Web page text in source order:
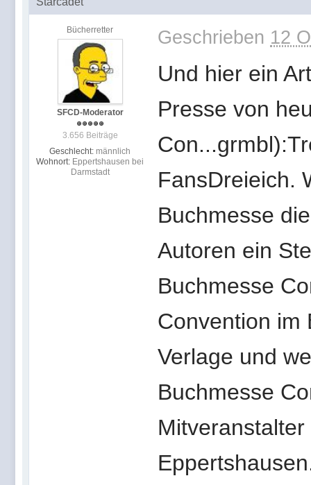
Bücherretter
SFCD-Moderator
3.656 Beiträge
Geschlecht: männlich
Wohnort: Eppertshausen bei
Darmstadt
Geschrieben 12
Und hier ein
Presse von
FansDreieich.
Buchmesse
Autoren ein
Buchmesse
Convention im
Verlage und
Buchmesse